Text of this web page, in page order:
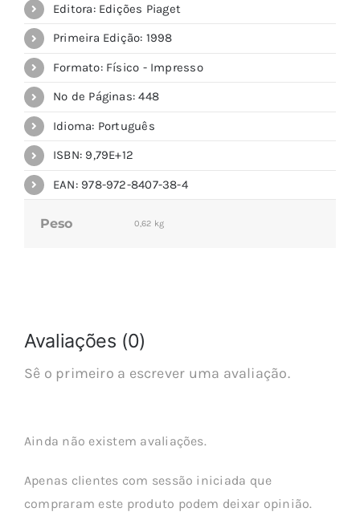
Editora: Edições Piaget
Primeira Edição: 1998
Formato: Físico - Impresso
Nº de Páginas: 448
Idioma: Português
ISBN: 9,79E+12
EAN: 978-972-8407-38-4
Peso 0,62 kg
Avaliações (0)
Sê o primeiro a escrever uma avaliação.
Ainda não existem avaliações.
Apenas clientes com sessão iniciada que
compraram este produto podem deixar opinião.